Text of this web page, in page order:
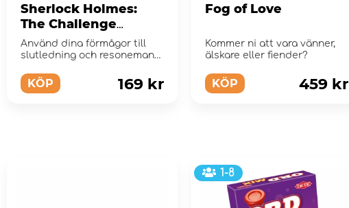
Sherlock Holmes:
The Challenge
Trilogy
Använd dina förmågor till
slutledning och resonemang
KÖP 169 kr
Fog of Love
Kommer ni att vara vänner,
älskare eller fiender?
KÖP 459 kr
1-8